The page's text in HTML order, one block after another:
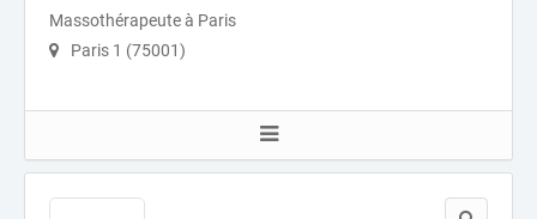
Massothérapeute à Paris
Paris 1 (75001)